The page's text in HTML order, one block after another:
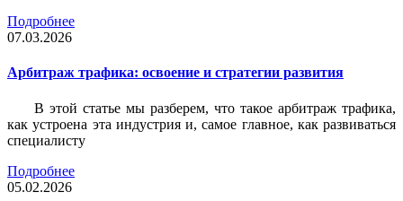
Подробнее
07.03.2026
Арбитраж трафика: освоение и стратегии развития
В этой статье мы разберем, что такое арбитраж трафика,
как устроена эта индустрия и, самое главное, как развиваться
специалисту
Подробнее
05.02.2026